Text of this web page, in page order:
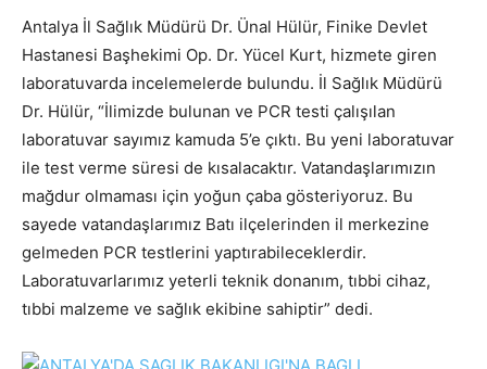
Antalya İl Sağlık Müdürü Dr. Ünal Hülür, Finike Devlet
Hastanesi Başhekimi Op. Dr. Yücel Kurt, hizmete giren
laboratuvarda incelemelerde bulundu. İl Sağlık Müdürü
Dr. Hülür, “İlimizde bulunan ve PCR testi çalışılan
laboratuvar sayımız kamuda 5’e çıktı. Bu yeni laboratuvar
ile test verme süresi de kısalacaktır. Vatandaşlarımızın
mağdur olmaması için yoğun çaba gösteriyoruz. Bu
sayede vatandaşlarımız Batı ilçelerinden il merkezine
gelmeden PCR testlerini yaptırabileceklerdir.
Laboratuvarlarımız yeterli teknik donanım, tıbbi cihaz,
tıbbi malzeme ve sağlık ekibine sahiptir” dedi.